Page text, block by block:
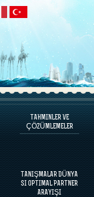
TAHMINLER VE
ÇÖZÜMLEMELER
TANIŞMALAR DÜNYA
SI OPTIMAL PARTNER
ARAYIŞI